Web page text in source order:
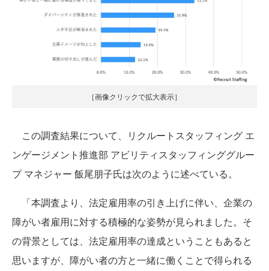
［画像クリックで拡大表示］
この調査結果について、リクルートスタッフィング エ
ンゲージメント推進部 アビリティスタッフィンググルー
プ マネジャー 飯尾朋子氏は次のように述べている。
「本調査より、法定雇用率の引き上げに伴い、企業の
障がい者雇用に対する積極的な姿勢が見られました。そ
の背景としては、法定雇用率の達成ということもあると
思いますが、障がい者の方と一緒に働くことで得られる